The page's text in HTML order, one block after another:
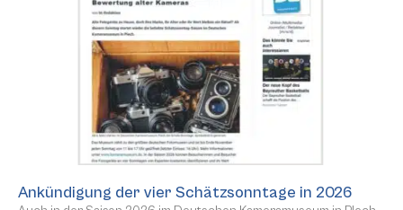
Ankündigung der vier Schätzsonntage in 2026